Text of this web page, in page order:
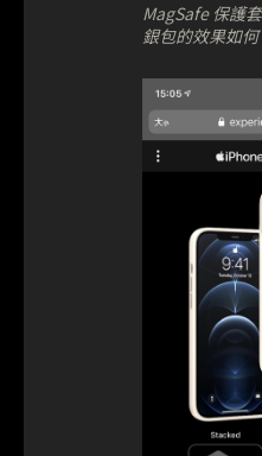
MagSafe 保護
銀包的效果如何